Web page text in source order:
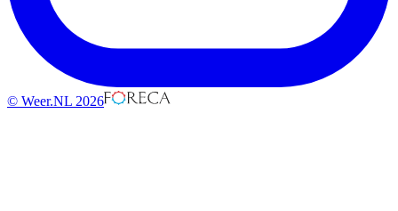
© Weer.NL 2026